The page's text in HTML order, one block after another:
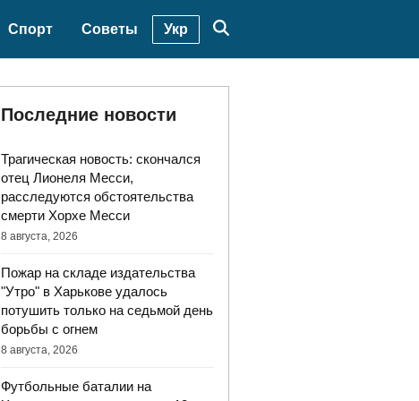
Спорт Советы Укр
Последние новости
Трагическая новость: скончался
отец Лионеля Месси,
расследуются обстоятельства
смерти Хорхе Месси
8 августа, 2026
Пожар на складе издательства
"Утро" в Харькове удалось
потушить только на седьмой день
борьбы с огнем
8 августа, 2026
Футбольные баталии на